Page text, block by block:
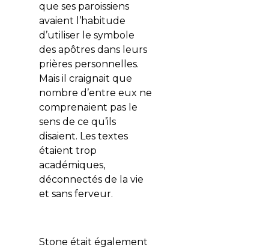
que ses paroissiens
avaient l’habitude
d’utiliser le symbole
des apôtres dans leurs
prières personnelles.
Mais il craignait que
nombre d’entre eux ne
comprenaient pas le
sens de ce qu’ils
disaient. Les textes
étaient trop
académiques,
déconnectés de la vie
et sans ferveur.
Stone était également